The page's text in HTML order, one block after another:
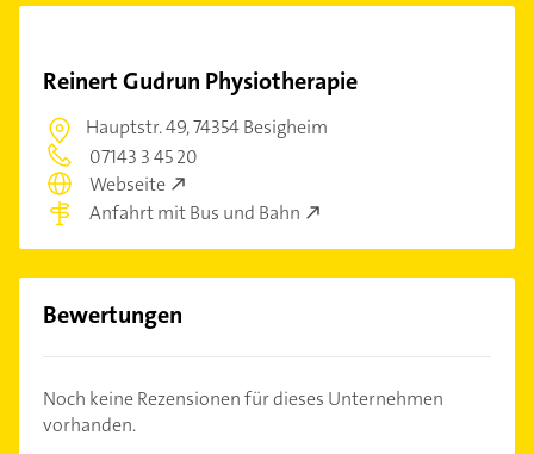
Reinert Gudrun Physiotherapie
Hauptstr. 49,74354 Besigheim
07143 3 45 20
Webseite
Anfahrt mit Bus und Bahn
Bewertungen
Noch keine Rezensionen für dieses Unternehmen
vorhanden.